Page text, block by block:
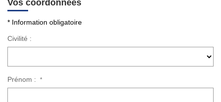
Vos coordonnées
* Information obligatoire
Civilité :
Prénom : *